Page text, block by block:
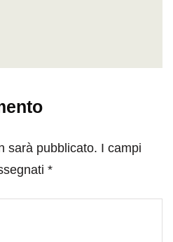
sarà pubblicato. I campi
*